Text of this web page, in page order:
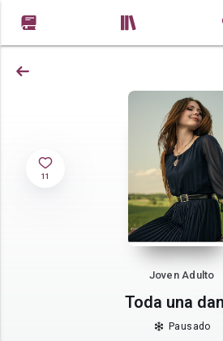
11
Joven Adulto
Toda una
Pausado